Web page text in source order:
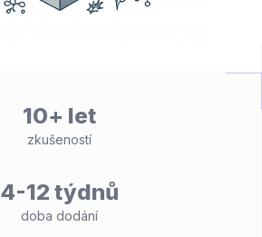
10+ let
zkušeností
4-12 týdnů
doba dodání